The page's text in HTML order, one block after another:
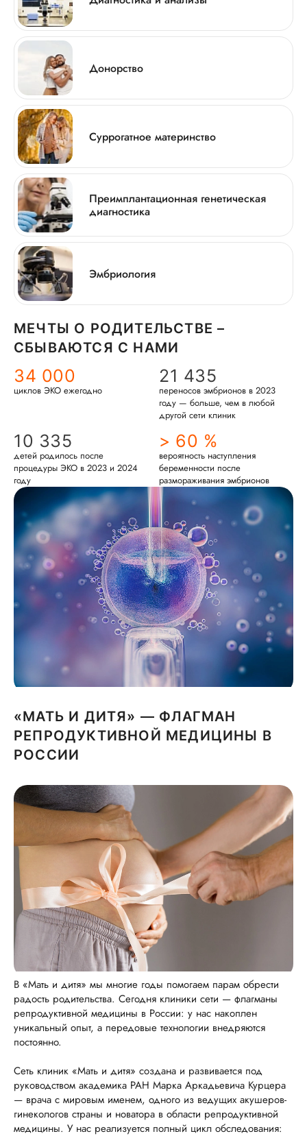
Донорство
Суррогатное материнство
Преимплантационная генетическая
диагностика
Эмбриология
МЕЧТЫ О РОДИТЕЛЬСТВЕ –
СБЫВАЮТСЯ С НАМИ
34 000
циклов ЭКО ежегодно
21 435
переносов эмбрионов в 2023
году — больше, чем в любой
другой сети клиник
10 335
детей родилось после
процедуры ЭКО в 2023 и 2024
году
> 60 %
вероятность наступления
беременности после
размораживания эмбрионов
«МАТЬ И ДИТЯ» — ФЛАГМАН
РЕПРОДУКТИВНОЙ МЕДИЦИНЫ В
РОССИИ
В «Мать и дитя» мы многие годы помогаем парам обрести
радость родительства. Сегодня клиники сети — флагманы
репродуктивной медицины в России: у нас накоплен
уникальный опыт, а передовые технологии внедряются
постоянно.
Сеть клиник «Мать и дитя» создана и развивается под
руководством академика РАН Марка Аркадьевича Курцера
— врача с мировым именем, одного из ведущих акушеров-
гинекологов страны и новатора в области репродуктивной
медицины. У нас реализуется полный цикл обследования: